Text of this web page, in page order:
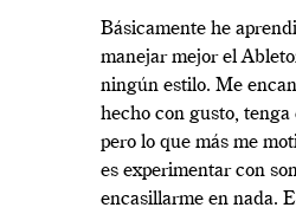
Básicamente he
manejar mejor el
ningún estilo. Me
hecho con gusto, tenga
pero lo que más me
es experimentar con
encasillarme en nada.